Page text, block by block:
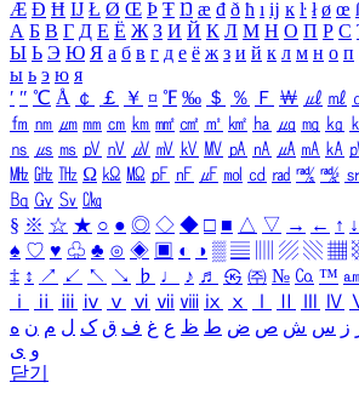
Æ Ð Ħ Ĳ Ł Ø Œ Þ Ŧ Ŋ æ đ ð ħ ı ĳ ĸ ŀ ł ø œ
А Б В Г Д Е Ё Ж З И Й К Л М Н О П Р С
Ы Ь Э Ю Я а б в г д е ё ж з и й к л м н о п
ы ь э ю я
′ ″ ℃ Å ￠ ￡ ￥ ¤ ℉ ‰ ＄ ％ Ｆ ￦ ㎕ ㎖
㎙ ㎚ ㎛ ㎜ ㎝ ㎞ ㎟ ㎠ ㎡ ㎢ ㏊ ㎍ ㎎ ㎏
㎱ ㎲ ㎳ ㎴ ㎵ ㎶ ㎷ ㎸ ㎹ ㎀ ㎁ ㎂ ㎃ ㎄
㎒ ㎓ ㎔ Ω ㏀ ㏁ ㎊ ㎋ ㎌ ㏖ ㏅ ㎭ ㎮ ㎯
㏃ ㏉ ㏜ ㏆
§ ※ ☆ ★ ○ ● ◎ ◇ ◆ □ ■ △ ▽ → ← ↑ ↓
♠ ♡ ♥ ♧ ♣ ⊙ ◈ ▣ ◐ ◑ ▒ ▤ ▨ ▧ ▦
‡ ↕ ↗ ↙ ↖ ↘ ♭ ♩ ♪ ♬ ㉿ ㈜ № ㏇ ™
ⅰ
ⅱ ⅲ ⅳ ⅴ ⅵ ⅶ ⅷ ⅸ ⅹ Ⅳ
ز س ش ص ض ط ظ ع غ ف ق ک ل م ن ه
و ی
닫기